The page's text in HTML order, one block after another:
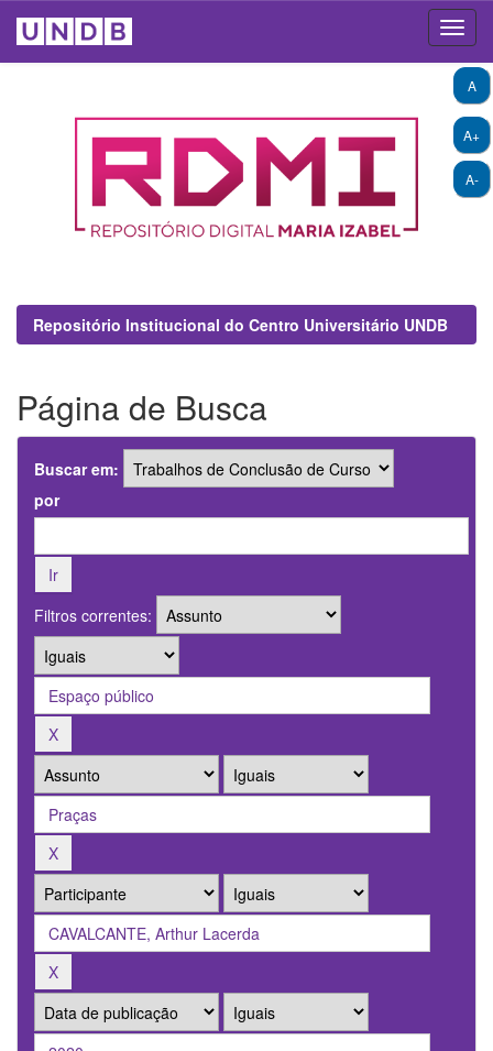
A+
A-
A
Repositório Institucional do Centro Universitário UNDB
Página de Busca
Buscar em:
por
Filtros correntes: